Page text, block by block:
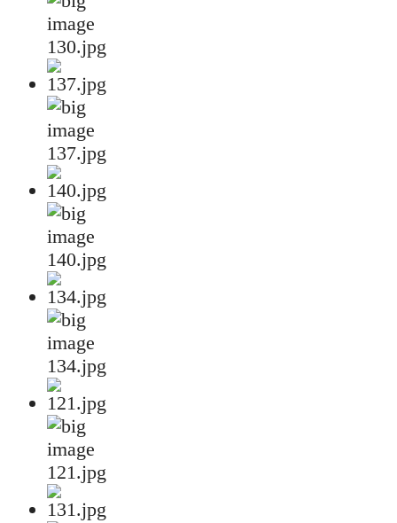
130.jpg
137.jpg
140.jpg
134.jpg
121.jpg